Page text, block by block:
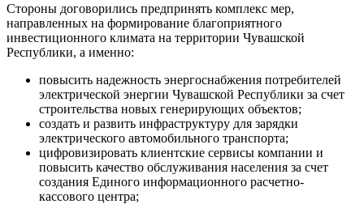
Стороны договорились предпринять комплекс мер,
направленных на формирование благоприятного
инвестиционного климата на территории Чувашской
Республики, а именно:
повысить надежность энергоснабжения потребителей
электрической энергии Чувашской Республики за счет
строительства новых генерирующих объектов;
создать и развить инфраструктуру для зарядки
электрического автомобильного транспорта;
цифровизировать клиентские сервисы компании и
повысить качество обслуживания населения за счет
создания Единого информационного расчетно-
кассового центра;